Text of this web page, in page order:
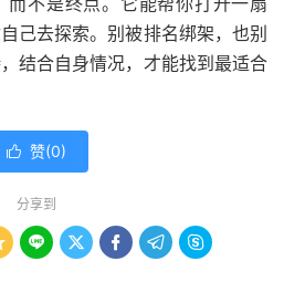
己去探索。别被排名绑架，也别
结合自身情况，才能找到最适合
 赞(0)
分享到
    